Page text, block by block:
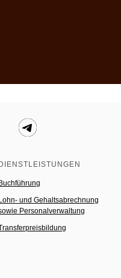
und Gehaltsabrechnung
Personalverwaltung